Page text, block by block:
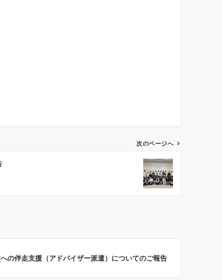
次のページへ
の伴走支援（アドバイザー派遣）についてのご報告